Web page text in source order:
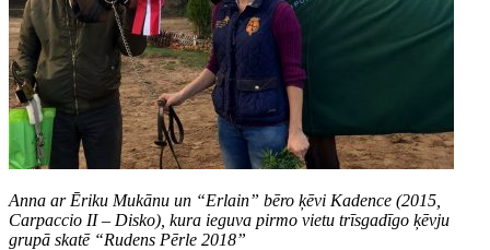
Anna ar Ēriku Mukānu un “Erlain” bēro ķēvi Kadence (2015,
Carpaccio II – Disko), kura ieguva pirmo vietu trīsgadīgo ķēvju
grupā skatē “Rudens Pērle 2018”